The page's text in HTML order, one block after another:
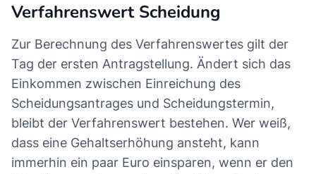
Verfahrenswert Scheidung
Zur Berechnung des Verfahrenswertes gilt der
Tag der ersten Antragstellung. Ändert sich das
Einkommen zwischen Einreichung des
Scheidungsantrages und Scheidungstermin,
bleibt der Verfahrenswert bestehen. Wer weiß,
dass eine Gehaltserhöhung ansteht, kann
immerhin ein paar Euro einsparen, wenn er den